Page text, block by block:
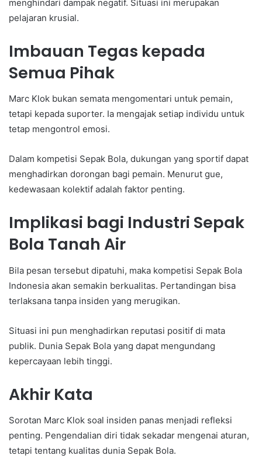
menghindari dampak negatif. Situasi ini merupakan
pelajaran krusial.
Imbauan Tegas kepada
Semua Pihak
Marc Klok bukan semata mengomentari untuk pemain,
tetapi kepada suporter. Ia mengajak setiap individu untuk
tetap mengontrol emosi.
Dalam kompetisi Sepak Bola, dukungan yang sportif dapat
menghadirkan dorongan bagi pemain. Menurut gue,
kedewasaan kolektif adalah faktor penting.
Implikasi bagi Industri Sepak
Bola Tanah Air
Bila pesan tersebut dipatuhi, maka kompetisi Sepak Bola
Indonesia akan semakin berkualitas. Pertandingan bisa
terlaksana tanpa insiden yang merugikan.
Situasi ini pun menghadirkan reputasi positif di mata
publik. Dunia Sepak Bola yang dapat mengundang
kepercayaan lebih tinggi.
Akhir Kata
Sorotan Marc Klok soal insiden panas menjadi refleksi
penting. Pengendalian diri tidak sekadar mengenai aturan,
tetapi tentang kualitas dunia Sepak Bola.